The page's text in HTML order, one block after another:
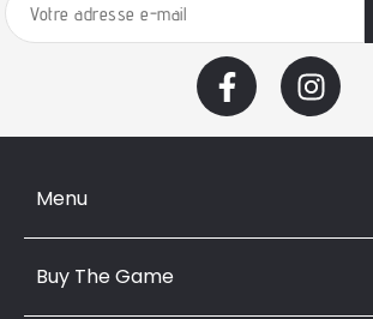
Menu
Buy The Game